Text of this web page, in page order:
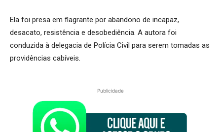
Ela foi presa em flagrante por abandono de incapaz,
desacato, resistência e desobediência. A autora foi
conduzida à delegacia de Polícia Civil para serem tomadas as
providências cabíveis.
Publicidade